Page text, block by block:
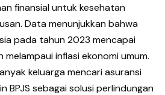
finansial untuk kesehatan
Data menunjukkan bahwa
pada tahun 2023 mencapai
melampaui inflasi ekonomi umum.
keluarga mencari asuransi
BPJS sebagai solusi perlindungan